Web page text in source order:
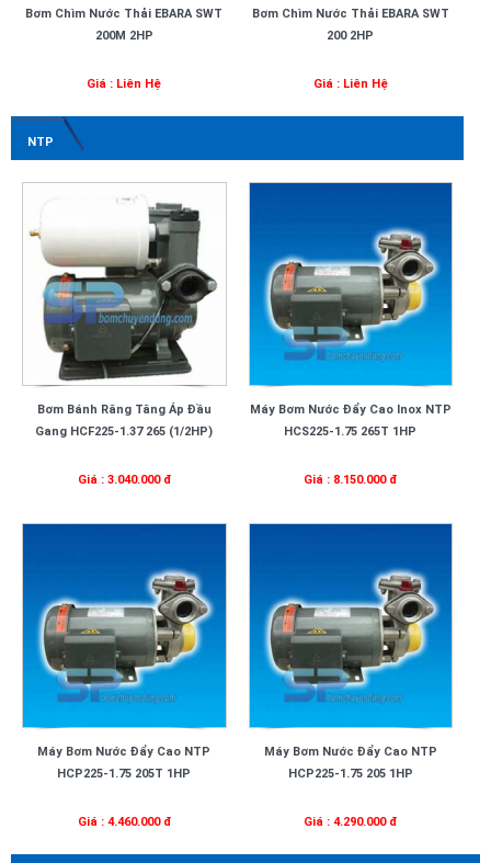
Bơm Chìm Nước Thải EBARA SWT
200M 2HP
Giá : Liên Hệ
Bơm Chìm Nước Thải EBARA SWT
200 2HP
Giá : Liên Hệ
NTP
Bơm Bánh Răng Tăng Áp Đầu
Gang HCF225-1.37 265 (1/2HP)
Giá : 3.040.000 đ
Máy Bơm Nước Đẩy Cao Inox NTP
HCS225-1.75 265T 1HP
Giá : 8.150.000 đ
Máy Bơm Nước Đẩy Cao NTP
HCP225-1.75 205T 1HP
Giá : 4.460.000 đ
Máy Bơm Nước Đẩy Cao NTP
HCP225-1.75 205 1HP
Giá : 4.290.000 đ